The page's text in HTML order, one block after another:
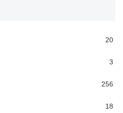
20
3
256
18